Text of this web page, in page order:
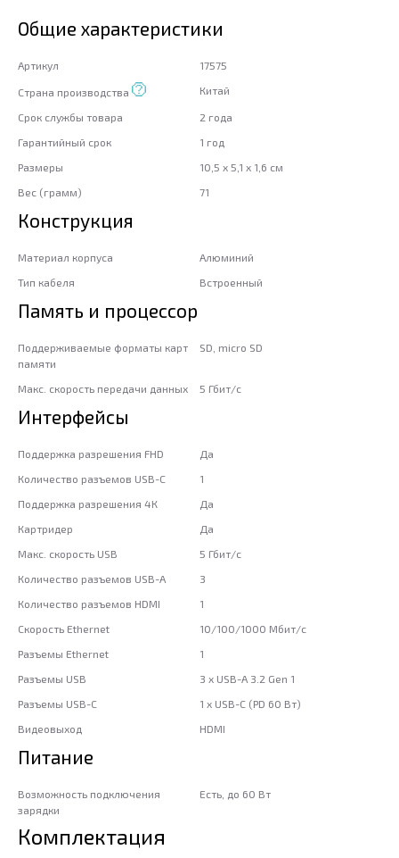
Общие характеристики
Артикул 17575
Страна производства Китай
Срок службы товара
2 года
Гарантийный срок
1 год
Размеры
10,5 x 5,1 x 1,6 см
Вес (грамм)
71
Конструкция
Материал корпуса
Алюминий
Тип кабеля
Встроенный
Память и процессор
Поддерживаемые форматы карт
памяти
SD, micro SD
Макс. скорость передачи данных 5 Гбит/с
Интерфейсы
Поддержка разрешения FHD
Да
Количество разъемов USB-C
1
Поддержка разрешения 4К
Да
Картридер
Да
Макс. скорость USB
5 Гбит/с
Количество разъемов USB-A
3
Количество разъемов HDMI
1
Скорость Ethernet
10/100/1000 Мбит/с
Разъемы Ethernet
1
Разъемы USB
3 x USB-A 3.2 Gen 1
Разъемы USB-C
1 x USB-C (PD 60 Вт)
Видеовыход
HDMI
Питание
Возможность подключения
зарядки
Есть, до 60 Вт
Комплектация